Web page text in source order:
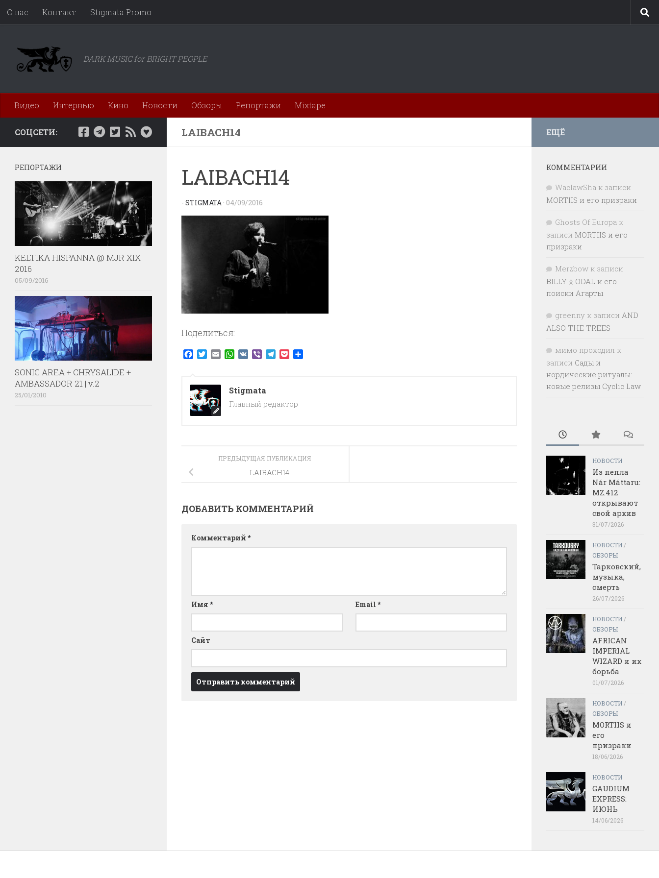
Перейти к содержимому
О нас Контакт Stigmata Promo
DARK MUSIC for BRIGHT PEOPLE
Видео Интервью Кино Новости Обзоры Репортажи Mixtape
LAIBACH14
LAIBACH14
- STIGMATA · 04/09/2016
Поделиться:
Facebook
TwitterEmailWhatsApp
VK ViberTelegram
Pocket
Stigmata
Главный редактор
ПРЕДЫДУЩАЯ ПУБЛИКАЦИЯ
LAIBACH14
ДОБАВИТЬ КОММЕНТАРИЙ
Комментарий *
Имя * Email *
Сайт
СОЦСЕТИ:
РЕПОРТАЖИ
KELTIKA HISPANNA @ MJR XIX
2016
05/09/2016
SONIC AREA + CHRYSALIDE +
AMBASSADOR 21 | v.2
25/01/2010
ЕЩЁ
КОММЕНТАРИИ
WaclawSha к записи
MORTIIS и его призраки
Ghosts Of Europa к
записи MORTIIS и его
призраки
Merzbow к записи
BILLY ᛟ ODAL и его
поиски Агарты
greenny к записи AND
ALSO THE TREES
мимо проходил к
записи Сады и
нордические ритуалы:
новые релизы Cyclic Law
НОВОСТИ
Из пепла
Nár Máttaru:
MZ.412
открывают
свой архив
31/07/2026
НОВОСТИ /
ОБЗОРЫ
Тарковский,
музыка,
смерть
26/07/2026
НОВОСТИ /
ОБЗОРЫ
AFRICAN
IMPERIAL
WIZARD и их
борьба
01/07/2026
НОВОСТИ /
ОБЗОРЫ
MORTIIS и
его
призраки
18/06/2026
НОВОСТИ
GAUDIUM
EXPRESS:
ИЮНЬ
14/06/2026